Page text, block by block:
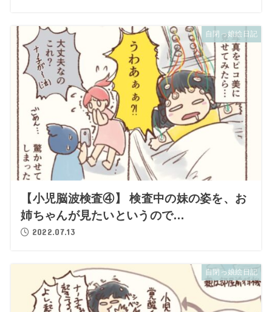
自閉っ娘絵日記
【小児脳波検査④】 検査中の妹の姿を、お
姉ちゃんが見たいというので…
2022.07.13
自閉っ娘絵日記